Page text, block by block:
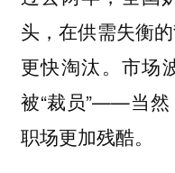
头，在供需失衡
更快淘汰。市场
被“裁员”——当然
职场更加残酷。